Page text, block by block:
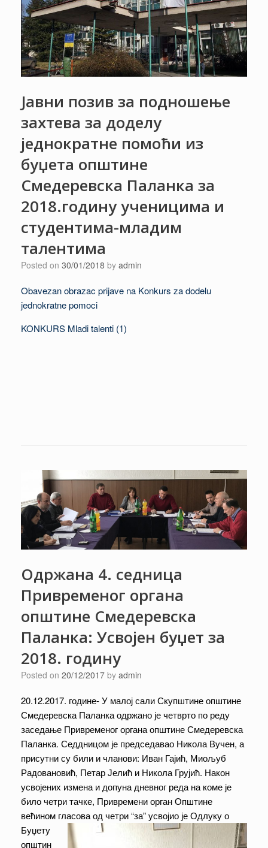
Јавни позив за подношење
захтева за доделу
једнократне помоћи из
буџета општине
Смедеревска Паланка за
2018.годину ученицима и
студентима-младим
талентима
Posted on 30/01/2018 by admin
Obavezan obrazac prijave na Konkurs za dodelu
jednokratne pomoci
KONKURS Mladi talenti (1)
Одржана 4. седница
Привременог органа
општине Смедеревска
Паланка: Усвојен буџет за
2018. годину
Posted on 20/12/2017 by admin
20.12.2017. године- У малој сали Скупштине општине
Смедеревска Паланка одржано је четврто по реду
заседање Привременог органа општине Смедеревска
Паланка. Седдницом је председавао Никола Вучен, а
присутни су били и чланови: Иван Гајић, Миољуб
Радовановић, Петар Јелић и Никола Грујић. Након
усвојених измена и допуна дневног реда на коме је
било четри тачке, Привремени орган Општине
већином гласова од четри “за” усвојио је Одлуку о
Буџету
општин